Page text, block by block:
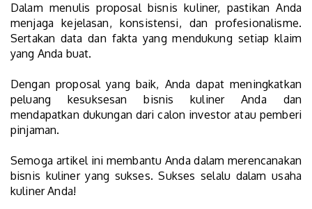
Dalam menulis proposal bisnis kuliner, pastikan Anda
menjaga kejelasan, konsistensi, dan profesionalisme.
Sertakan data dan fakta yang mendukung setiap klaim
yang Anda buat.
Dengan proposal yang baik, Anda dapat meningkatkan
peluang kesuksesan bisnis kuliner Anda dan
mendapatkan dukungan dari calon investor atau pemberi
pinjaman.
Semoga artikel ini membantu Anda dalam merencanakan
bisnis kuliner yang sukses. Sukses selalu dalam usaha
kuliner Anda!